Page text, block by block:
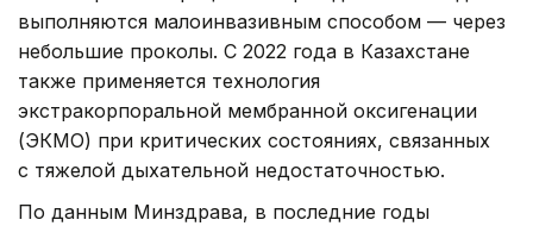
выполняются малоинвазивным способом — через
небольшие проколы. С 2022 года в Казахстане
также применяется технология
экстракорпоральной мембранной оксигенации
(ЭКМО) при критических состояниях, связанных
с тяжелой дыхательной недостаточностью.
По данным Минздрава, в последние годы